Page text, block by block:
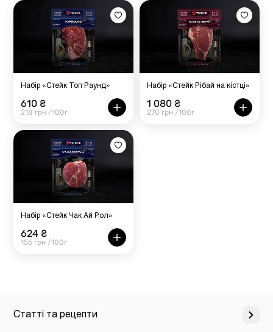
Набір «Стейк Топ Раунд»
610 ₴
218 грн /100г
Набір «Стейк Рібай на кістці»
1 080 ₴
270 грн /100г
Набір «Стейк Чак Ай Рол»
624 ₴
156 грн /100г
Статті та рецепти